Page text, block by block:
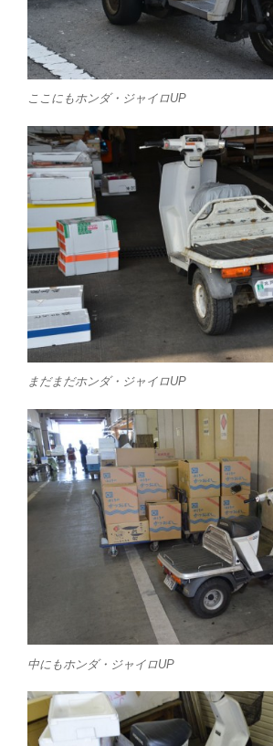
ここにもホンダ・ジャイロUP
まだまだホンダ・ジャイロUP
中にもホンダ・ジャイロUP